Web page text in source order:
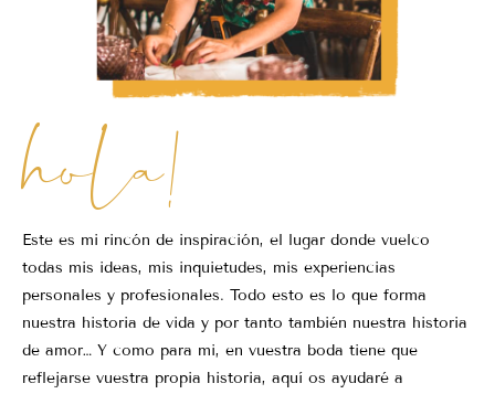
hola!
Este es mi rincón de inspiración, el lugar donde vuelco
todas mis ideas, mis inquietudes, mis experiencias
personales y profesionales. Todo esto es lo que forma
nuestra historia de vida y por tanto también nuestra historia
de amor… Y como para mi, en vuestra boda tiene que
reflejarse vuestra propia historia, aquí os ayudaré a